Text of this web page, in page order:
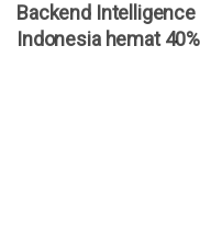
Backend Intelligence
Indonesia hemat